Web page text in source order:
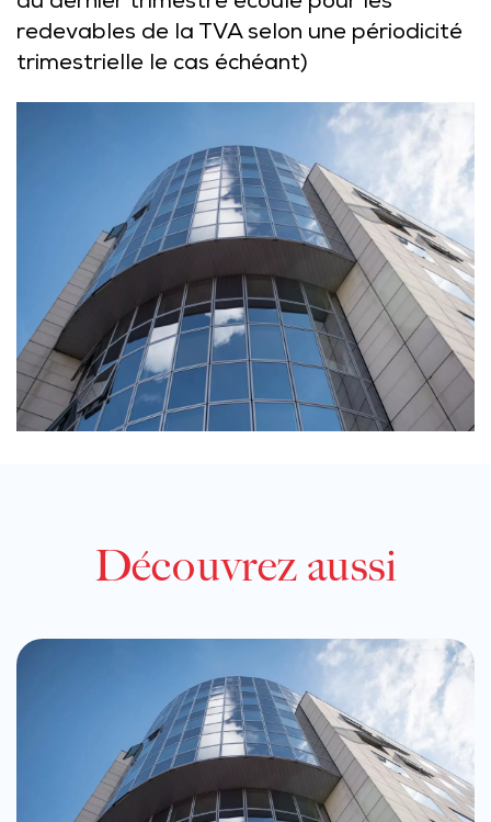
redevables de la TVA selon une périodicité
trimestrielle le cas échéant)
Découvrez aussi